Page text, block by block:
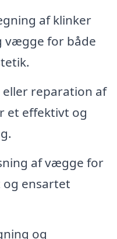
af klinker
vægge for både
eller reparation af
et effektivt og
af vægge for
ensartet
og